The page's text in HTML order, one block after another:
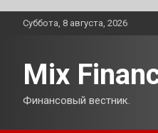
ПерейтиСуббота, 8 августа, 2026
Mix
Финансовый вестник.